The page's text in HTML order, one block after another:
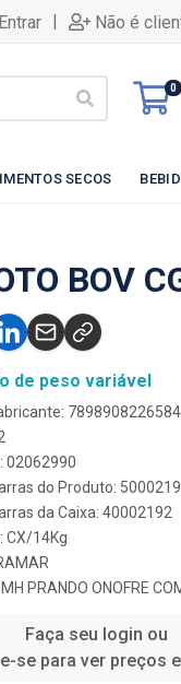
| Não é
0
SECOS
BOV
de peso variável
7898908226584
02062990
do Produto:
da Caixa: 40002192
CX/14Kg
MH PRANDO ONOFRE
Faça seu login ou
se para ver preços